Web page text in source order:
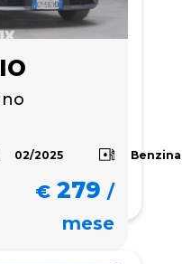
02/2025 Benzina
€ 279 /
mese